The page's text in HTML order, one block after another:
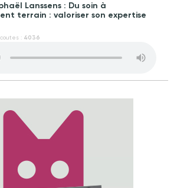
Lanssens : Du soin à
terrain : valoriser son expertise
: 4036